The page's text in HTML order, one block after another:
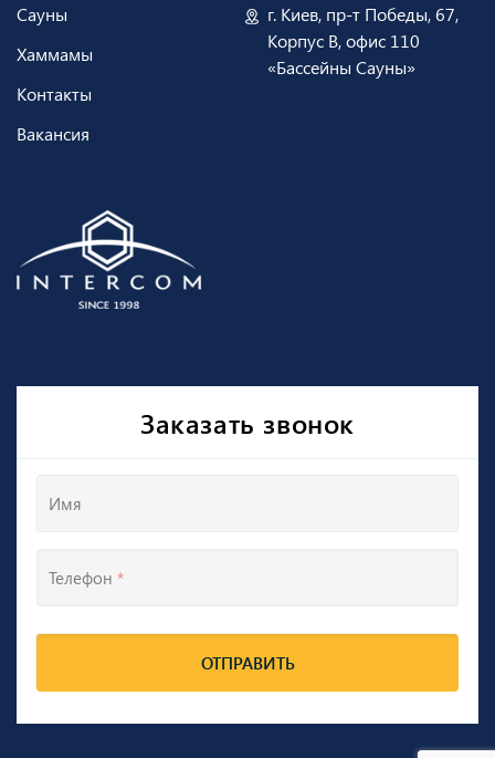
Сауны
Хаммамы
Контакты
Вакансия
г. Киев, пр-т Победы, 67,
Корпус В, офис 110
«Бассейны Сауны»
Заказать звонок
Имя
Телефон *
ОТПРАВИТЬ